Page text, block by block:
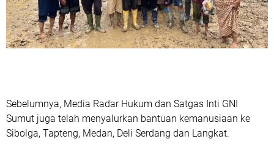
Sebelumnya, Media Radar Hukum dan Satgas Inti GNI
Sumut juga telah menyalurkan bantuan kemanusiaan ke
Sibolga, Tapteng, Medan, Deli Serdang dan Langkat.